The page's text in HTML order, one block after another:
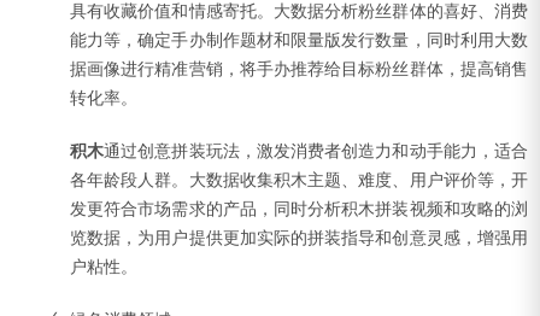
具有收藏价值和情感寄托。大数据分析粉丝群体的喜好、消费
能力等，确定手办制作题材和限量版发行数量，同时利用大数
据画像进行精准营销，将手办推荐给目标粉丝群体，提高销售
转化率。
积木通过创意拼装玩法，激发消费者创造力和动手能力，适合
各年龄段人群。大数据收集积木主题、难度、用户评价等，开
发更符合市场需求的产品，同时分析积木拼装视频和攻略的浏
览数据，为用户提供更加实际的拼装指导和创意灵感，增强用
户粘性。